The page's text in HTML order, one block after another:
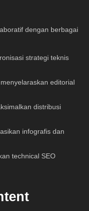
dengan berbagai
strategi teknis
editorial
distribusi
infografis dan
technical SEO